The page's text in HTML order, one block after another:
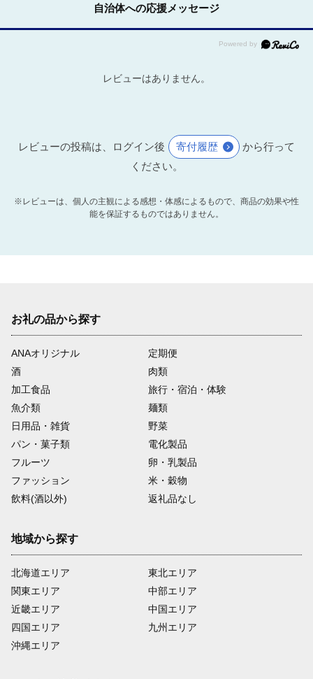
自治体への応援メッセージ
レビューはありません。
レビューの投稿は、ログイン後 寄付履歴
から行って
ください。
※レビューは、個人の主観による感想・体感によるもので、商品の効果や性
能を保証するものではありません。
お礼の品から探す
ANAオリジナル
定期便
酒
肉類
加工食品
旅行・宿泊・体験
魚介類
麺類
日用品・雑貨
野菜
パン・菓子類
電化製品
フルーツ
卵・乳製品
ファッション
米・穀物
飲料(酒以外)
返礼品なし
地域から探す
北海道エリア
関東エリア
近畿エリア
四国エリア
沖縄エリア
東北エリア
中部エリア
中国エリア
九州エリア